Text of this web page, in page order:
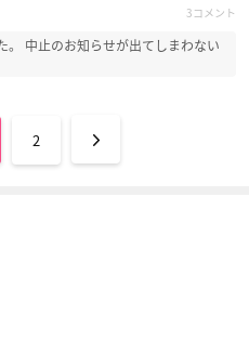
3コメント
。 中止のお知らせが出てしまわない
2